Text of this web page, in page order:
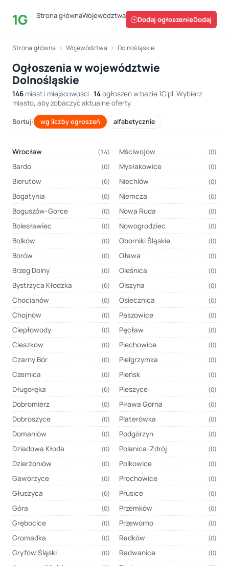
1G Strona głównaWojewództwa Dodaj ogłoszenie
Strona główna › Województwa › Dolnośląskie
Ogłoszenia w województwie
Dolnośląskie
146 miast i miejscowości · 14ogłoszeń w bazie 1G.pl. Wybierz
miasto, aby zobaczyć aktualne oferty.
Sortuj: wg liczby ogłoszeń alfabetycznie
Wrocław (14)
Bardo (0)
Bierutów (0)
Bogatynia (0)
Boguszów-Gorce (0)
Bolesławiec (0)
Bolków (0)
Borów (0)
Brzeg Dolny (0)
Bystrzyca Kłodzka (0)
Chocianów (0)
Chojnów (0)
Ciepłowody (0)
Cieszków (0)
Czarny Bór (0)
Czernica (0)
Długołęka (0)
Dobromierz (0)
Dobroszyce (0)
Domaniów (0)
Dziadowa Kłoda (0)
Dzierżoniów (0)
Gaworzyce (0)
Głuszyca (0)
Góra (0)
Grębocice (0)
Gromadka (0)
Gryfów Śląski (0)
Mściwojów (0)
Mysłakowice (0)
Niechlów (0)
Niemcza (0)
Nowa Ruda (0)
Nowogrodziec (0)
Oborniki Śląskie (0)
Oława (0)
Oleśnica (0)
Olszyna (0)
Osiecznica (0)
Paszowice (0)
Pęcław (0)
Piechowice (0)
Pielgrzymka (0)
Pieńsk (0)
Pieszyce (0)
Piława Górna (0)
Platerówka (0)
Podgórzyn (0)
Polanica-Zdrój (0)
Polkowice (0)
Prochowice (0)
Prusice (0)
Przemków (0)
Przeworno (0)
Radków (0)
Radwanice (0)